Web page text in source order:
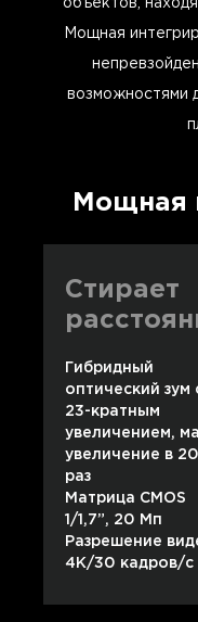
объектов,
Мощная
возможностями
Мощная
Стирает
Гибридный
оптический зум
23-кратным
увеличением,
увеличение в
раз
Матрица CMOS
1/1,7”, 20 Мп
Разрешение
4K/30 кадров/с